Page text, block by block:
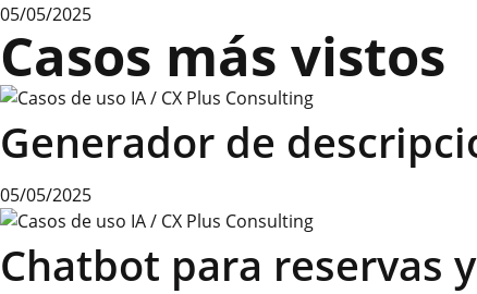
05/05/2025
Casos más vistos
Generador de
05/05/2025
Chatbot para reservas